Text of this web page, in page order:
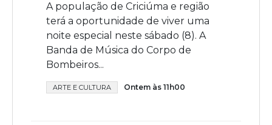
A população de Criciúma e região
terá a oportunidade de viver uma
noite especial neste sábado (8). A
Banda de Música do Corpo de
Bombeiros...
ARTE E CULTURA Ontem às 11h00